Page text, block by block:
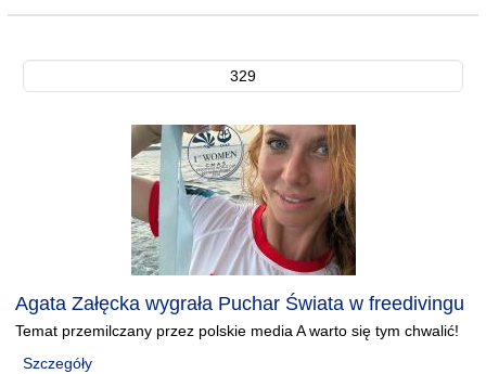
329
Agata Załęcka wygrała Puchar Świata w freedivingu
Temat przemilczany przez polskie media A warto się tym chwalić!
Szczegóły